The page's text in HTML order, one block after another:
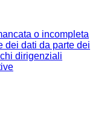
o incompleta
dei dati da parte dei
dirigenziali